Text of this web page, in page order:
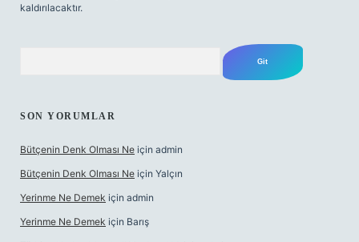
kaldırılacaktır.
SON YORUMLAR
Bütçenin Denk Olması Ne için admin
Bütçenin Denk Olması Ne için Yalçın
Yerinme Ne Demek için admin
Yerinme Ne Demek için Barış